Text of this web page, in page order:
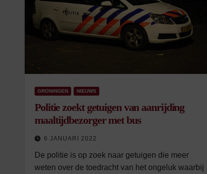
GRONINGEN NIEUWS
Politie zoekt getuigen van aanrijding
maaltijdbezorger met bus
6 JANUARI 2022
De politie is op zoek naar getuigen die meer
weten over de toedracht van het ongeluk waarbij